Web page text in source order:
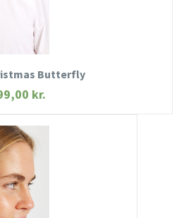
KØB NU
Butterfly
kr.
KIG